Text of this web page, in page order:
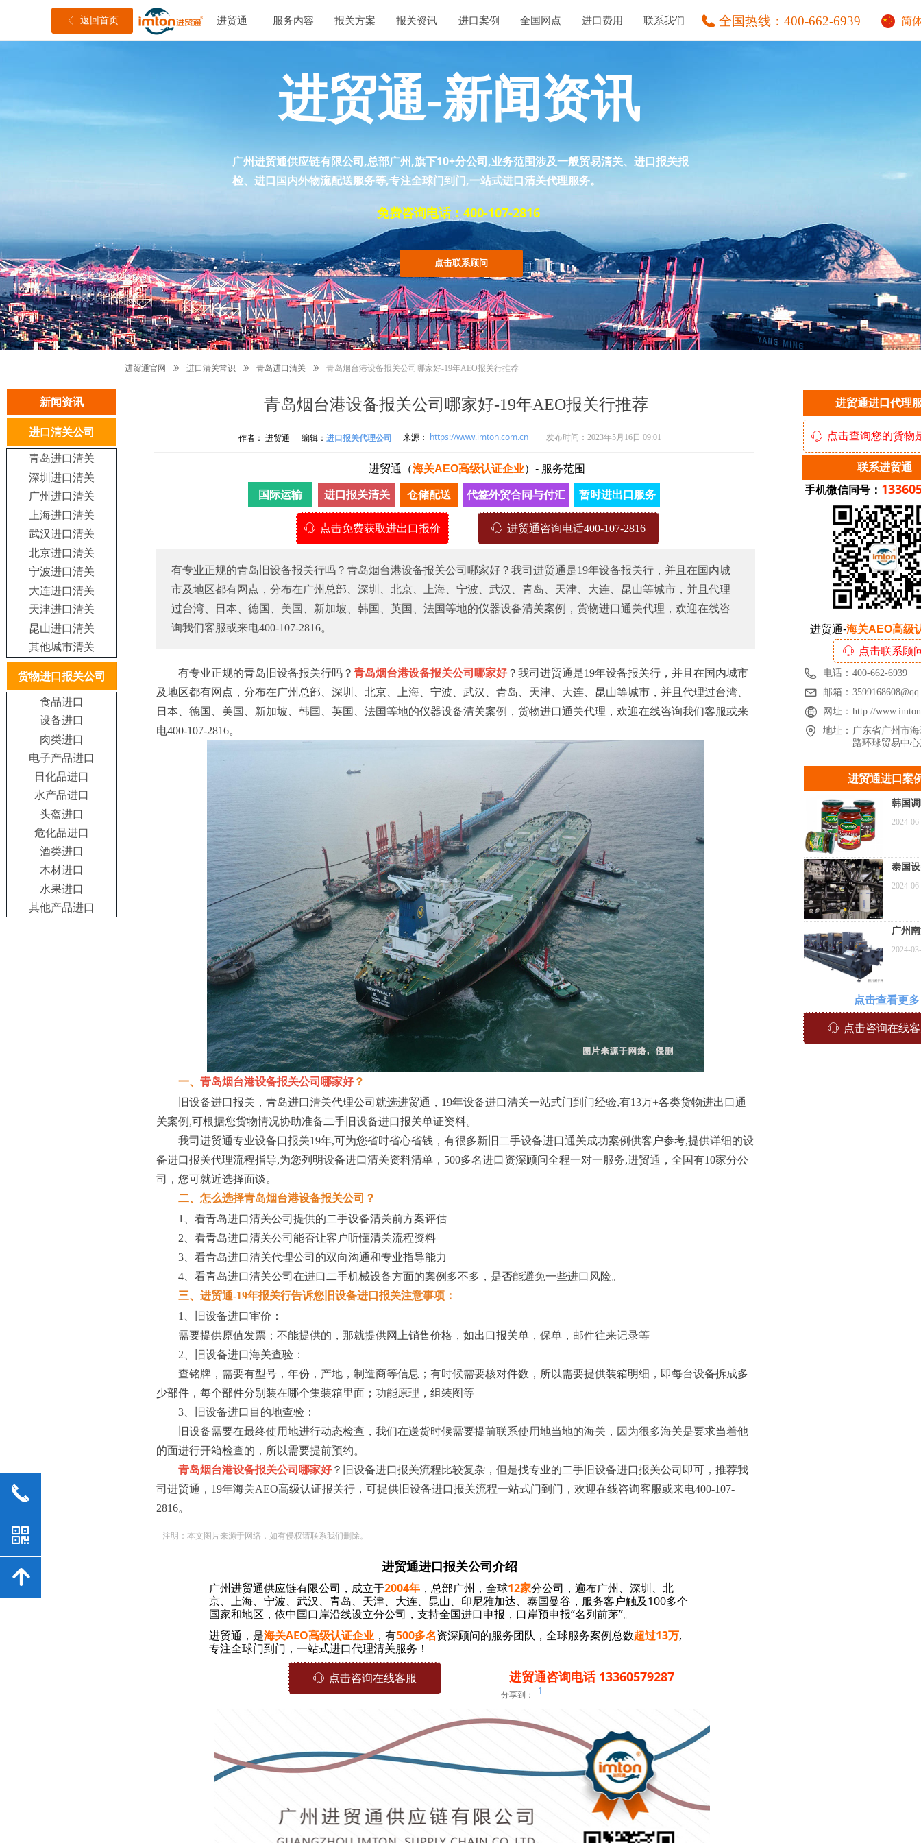
ꁣ 返回首页 全国热线： 400-662-6939 简
进贸通 服务内容 报关方案 报关资讯 进口案例 全国网点 进口费用 联系我们
进贸通-新闻资讯
广州进贸通供应链有限公司,总部广州,旗下10+分公司,业务范围涉及一般贸易清关、进口报关报
检、进口国内外物流配送服务等,专注全球门到门,一站式进口清关代理服务。
点击联系顾问
免费咨询电话：400-107-2816
青岛烟台港设备报关公司哪家好-19年AEO报关行推荐
有专业正规的青岛旧设备报关行吗？青岛烟台港设备报关公司哪家好？我司进贸通是19年设备报关行，并且在国内城
市及地区都有网点，分布在广州总部、深圳、北京、上海、宁波、武汉、青岛、天津、大连、昆山等城市，并且代理
过台湾、日本、德国、美国、新加坡、韩国、英国、法国等地的仪器设备清关案例，货物进口通关代理，欢迎在线咨
询我们客服或来电400-107-2816。
发布时间： 2023年5月16日 09:01
有专业正规的青岛旧设备报关行吗？ 青岛烟台港设备报关公司哪家好？我司进贸通是19年设备报关行，并且在国内城市
及地区都有网点，分布在广州总部、深圳、北京、上海、宁波、武汉、青岛、天津、大连、昆山等城市，并且代理过台湾、
日本、德国、美国、新加坡、韩国、英国、法国等地的仪器设备清关案例，货物进口通关代理，欢迎在线咨询我们客服或来
电400-107-2816。
一、 青岛烟台港设备报关公司哪家好？
旧设备进口报关，青岛进口清关代理公司就选进贸通，19年设备进口清关一站式门到门经验,有13万+各类货物进出口通
关案例,可根据您货物情况协助准备二手旧设备进口报关单证资料。
我司进贸通专业设备口报关19年,可为您省时省心省钱，有很多新旧二手设备进口通关成功案例供客户参考,提供详细的设
备进口报关代理流程指导,为您列明设备进口清关资料清单，500多名进口资深顾问全程一对一服务,进贸通，全国有10家分公
司，您可就近选择面谈。
二、怎么选择青岛烟台港设备报关公司？
1、看青岛进口清关公司提供的二手设备清关前方案评估
2、看青岛进口清关公司能否让客户听懂清关流程资料
3、看青岛进口清关代理公司的双向沟通和专业指导能力
4、看青岛进口清关公司在进口二手机械设备方面的案例多不多，是否能避免一些进口风险。
三、进贸通-19年报关行告诉您旧设备进口报关注意事项：
1、旧设备进口审价：
需要提供原值发票；不能提供的，那就提供网上销售价格，如出口报关单，保单，邮件往来记录等
2、旧设备进口海关查验：
查铭牌，需要有型号，年份，产地，制造商等信息；有时候需要核对件数，所以需要提供装箱明细，即每台设备拆成多
少部件，每个部件分别装在哪个集装箱里面；功能原理，组装图等
3、旧设备进口目的地查验：
旧设备需要在最终使用地进行动态检查，我们在送货时候需要提前联系使用地当地的海关，因为很多海关是要求当着他
的面进行开箱检查的，所以需要提前预约。
青岛烟台港设备报关公司哪家好？旧设备进口报关流程比较复杂，但是找专业的二手旧设备进口报关公司即可，推荐我
司进贸通，19年海关AEO高级认证报关行，可提供旧设备进口报关流程一站式门到门，欢迎在线咨询客服或来电400-107-
2816。
进贸通官网 ꅀ 进口清关常识 ꅀ 青岛进口清关 ꅀ 青岛烟台港设备报关公司哪家好-19年AEO报关行推荐
编辑： 进口报关代理公司 来源： https://www.imton.com.cn
作者： 进贸通
韩国
进口
2024-
泰国
关到
2024-
广州
越南
2024-
进贸通进口案
点击查看更多
进贸通进口代理
联系进贸通
ꁱ 点击联系顾
电话： 400-662-6939
邮箱：
网址： http://
地址： 广东省广州市
路环球贸易中
新闻资讯
青岛进口清关
深圳进口清关
广州进口清关
上海进口清关
武汉进口清关
北京进口清关
宁波进口清关
大连进口清关
天津进口清关
昆山进口清关
其他城市清关
货物进口报关公司
食品进口
设备进口
肉类进口
电子产品进口
日化品进口
水产品进口
头盔进口
危化品进口
酒类进口
木材进口
水果进口
其他产品进口
进贸通-海关AEO高级
ꁱ 点击免费获取进出口报价
国际运输 进口报关清关 仓储配送 代签外贸合同与付汇
进贸通（海关AEO高级认证企业） - 服务范围
暂时进出口服务
进贸通进口报关公司介绍
广州进贸通供应链有限公司，成立于2004年 ，总部广州，全球12家分公司，遍布广州、深圳、北
京、上海、宁波、武汉、青岛、天津、大连、昆山、印尼雅加达、泰国曼谷，服务客户触及100多个
国家和地区，依中国口岸沿线设立分公司，支持全国进口申报，口岸预申报“名列前茅”。
进贸通，是海关AEO高级认证企业 ， 有500多名资深顾问的服务团队，全球服务案例总数超过13万,
专注全球门到门，一站式进口代理清关服务！
分享到： 1
ꁱ 点击查询您的货物
进口清关公司
ꁱ 点击咨询在线客服 进贸通咨询电话 13360579287
ꁱ 进贸通咨询电话400-107-2816
注明：本文图片来源于网络，如有侵权请联系我们删除。
手机微信同号：
ꁱ 点击咨询在线
끅
낃
녕